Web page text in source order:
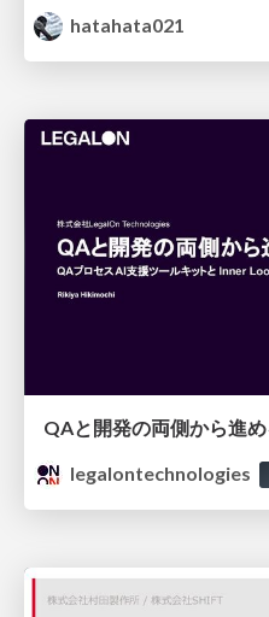
hatahata021
legalontechnologies